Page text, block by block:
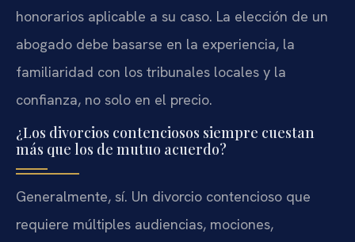
honorarios aplicable a su caso. La elección de un
abogado debe basarse en la experiencia, la
familiaridad con los tribunales locales y la
confianza, no solo en el precio.
¿Los divorcios contenciosos siempre cuestan
más que los de mutuo acuerdo?
Generalmente, sí. Un divorcio contencioso que
requiere múltiples audiencias, mociones,